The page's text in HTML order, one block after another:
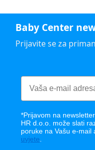
Baby Center
Prijavite se za
*Prijavom na
HR d.o.o. može slati
poruke na Vašu e-mail
uvjete